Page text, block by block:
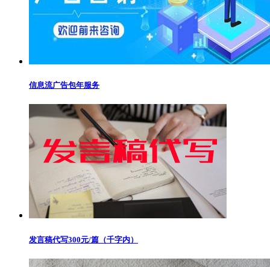
信息流广告包年服务
发言稿代写300元/篇（千字内）